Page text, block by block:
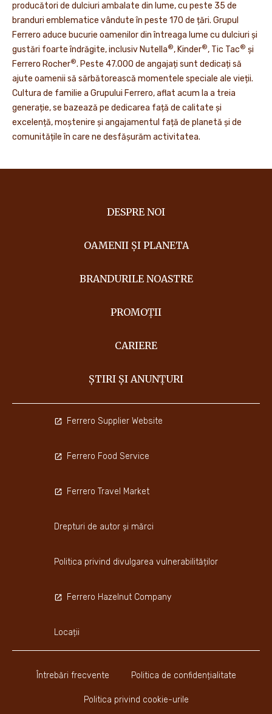
producători de dulciuri ambalate din lume, cu peste 35 de
branduri emblematice vândute în peste 170 de țări. Grupul
Ferrero aduce bucurie oamenilor din întreaga lume cu dulciuri și
gustări foarte îndrăgite, inclusiv Nutella®, Kinder®, Tic Tac® și
Ferrero Rocher®. Peste 47.000 de angajați sunt dedicați să
ajute oamenii să sărbătorească momentele speciale ale vieții.
Cultura de familie a Grupului Ferrero, aflat acum la a treia
generație, se bazează pe dedicarea față de calitate și
excelență, moștenire și angajamentul față de planetă și de
comunitățile în care ne desfășurăm activitatea.
DESPRE NOI
OAMENII ȘI PLANETA
BRANDURILE NOASTRE
PROMOȚII
CARIERE
ȘTIRI ȘI ANUNȚURI
Întrebări frecvente Politica de confidențialitate
Politica privind cookie-urile
Ferrero Supplier Website
Ferrero Food Service
Ferrero Travel Market
Drepturi de autor și mărci
Politica privind divulgarea vulnerabilităților
Ferrero Hazelnut Company
Locații